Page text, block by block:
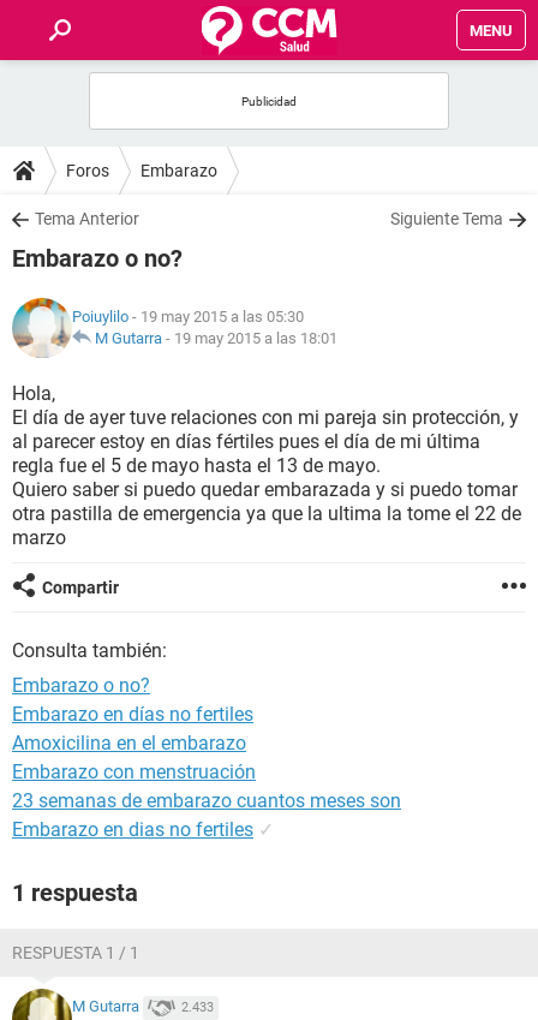
MENU
FOROS
SALUD
NUTRICIÓN
BIENESTAR
SEXUALIDAD
GLOSARIO
Foros Embarazo
Tema Anterior Siguiente Tema
Embarazo o no?
Poiuylilo - 19 may 2015 a las 05:30
M Gutarra - 19 may 2015 a las 18:01
Hola,
El día de ayer tuve relaciones con mi pareja sin protección, y
al parecer estoy en días fértiles pues el día de mi última
regla fue el 5 de mayo hasta el 13 de mayo.
Quiero saber si puedo quedar embarazada y si puedo tomar
otra pastilla de emergencia ya que la ultima la tome el 22 de
marzo
Compartir
Consulta también:
Embarazo o no?
Embarazo en días no fertiles
Amoxicilina en el embarazo
Embarazo con menstruación
23 semanas de embarazo cuantos meses son
Embarazo en dias no fertiles ✓
1 respuesta
RESPUESTA 1 / 1
M Gutarra 2.433